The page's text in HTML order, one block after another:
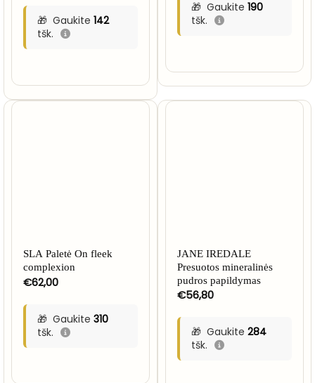
Gaukite 142
tšk.
Gaukite 190
tšk.
SLA Paletė On fleek
complexion
€62,00
Gaukite 310
tšk.
JANE IREDALE
Presuotos mineralinės
pudros papildymas
€56,80
Gaukite 284
tšk.